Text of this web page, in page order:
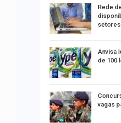
Rede
setores
Anvisa
de 100
vagas